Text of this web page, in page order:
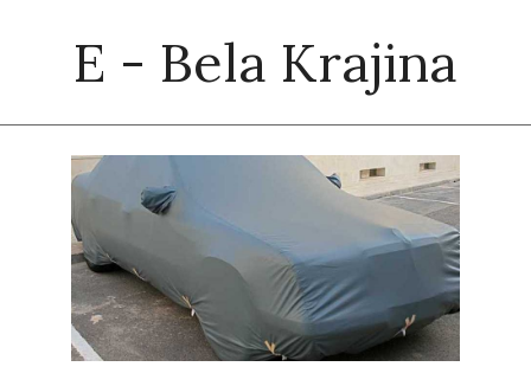
E - Bela Krajina
Navigation